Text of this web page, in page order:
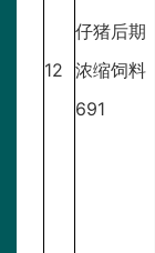
12
仔猪后期
浓缩饲料
691